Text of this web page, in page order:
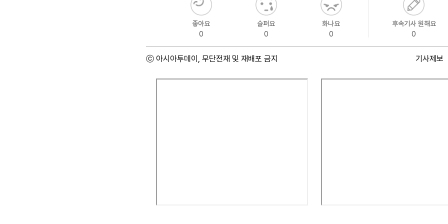
좋아요
0
슬퍼요
0
화나요
0
후속기사 원해요
0
ⓒ 아시아투데이, 무단전재 및 재배포 금지 기사제보